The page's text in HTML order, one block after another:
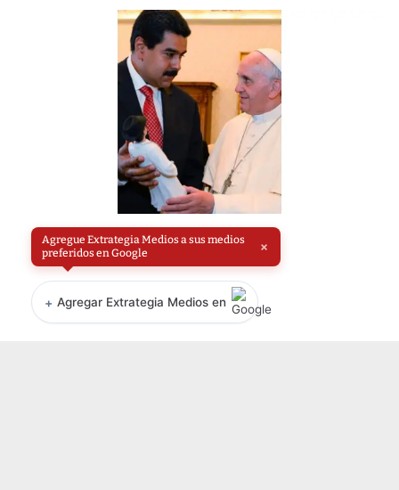
Agregue Extrategia Medios a sus medios
preferidos en Google
×
+ Agregar Extrategia Medios en